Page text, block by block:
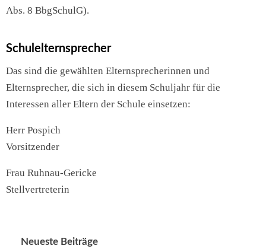
Abs. 8 BbgSchulG).
Schulelternsprecher
Das sind die gewählten Elternsprecherinnen und
Elternsprecher, die sich in diesem Schuljahr für die
Interessen aller Eltern der Schule einsetzen:
Herr Pospich
Vorsitzender
Frau Ruhnau-Gericke
Stellvertreterin
Neueste Beiträge